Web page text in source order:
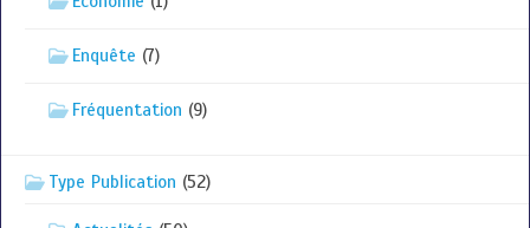
Enquête (7)
Fréquentation (9)
Type Publication (52)